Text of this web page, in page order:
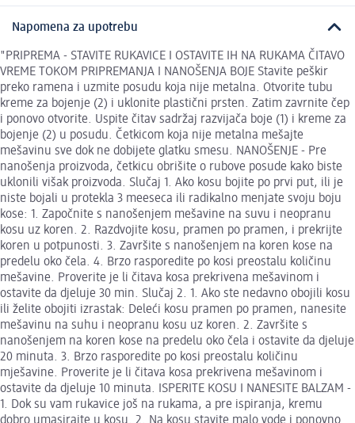
Napomena za upotrebu
"PRIPREMA - STAVITE RUKAVICE I OSTAVITE IH NA RUKAMA ČITAVO
VREME TOKOM PRIPREMANJA I NANOŠENJA BOJE Stavite peškir
preko ramena i uzmite posudu koja nije metalna. Otvorite tubu
kreme za bojenje (2) i uklonite plastični prsten. Zatim zavrnite čep
i ponovo otvorite. Uspite čitav sadržaj razvijača boje (1) i kreme za
bojenje (2) u posudu. Četkicom koja nije metalna mešajte
mešavinu sve dok ne dobijete glatku smesu. NANOŠENJE - Pre
nanošenja proizvoda, četkicu obrišite o rubove posude kako biste
uklonili višak proizvoda. Slučaj 1. Ako kosu bojite po prvi put, ili je
niste bojali u protekla 3 meeseca ili radikalno menjate svoju boju
kose: 1. Započnite s nanošenjem mešavine na suvu i neopranu
kosu uz koren. 2. Razdvojite kosu, pramen po pramen, i prekrijte
koren u potpunosti. 3. Završite s nanošenjem na koren kose na
predelu oko čela. 4. Brzo rasporedite po kosi preostalu količinu
mešavine. Proverite je li čitava kosa prekrivena mešavinom i
ostavite da djeluje 30 min. Slučaj 2. 1. Ako ste nedavno obojili kosu
ili želite obojiti izrastak: Deleći kosu pramen po pramen, nanesite
mešavinu na suhu i neopranu kosu uz koren. 2. Završite s
nanošenjem na koren kose na predelu oko čela i ostavite da djeluje
20 minuta. 3. Brzo rasporedite po kosi preostalu količinu
mješavine. Proverite je li čitava kosa prekrivena mešavinom i
ostavite da djeluje 10 minuta. ISPERITE KOSU I NANESITE BALZAM -
1. Dok su vam rukavice još na rukama, a pre ispiranja, kremu